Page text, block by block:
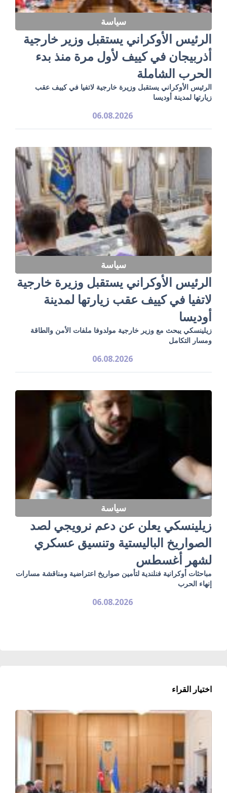
سياسة
الرئيس الأوكراني يستقبل وزير خارجية
أذربيجان في كييف لأول مرة منذ بدء
الحرب الشاملة
الرئيس الأوكراني يستقبل وزيرة خارجية لاتفيا في كييف عقب
زيارتها لمدينة أوديسا
06.08.2026
سياسة
الرئيس الأوكراني يستقبل وزيرة خارجية
لاتفيا في كييف عقب زيارتها لمدينة
أوديسا
زيلينسكي يبحث مع وزير خارجية مولدوفا ملفات الأمن والطاقة
ومسار التكامل
06.08.2026
سياسة
زيلينسكي يعلن عن دعم نرويجي لصد
الصواريخ الباليستية وتنسيق عسكري
لشهر أغسطس
مباحثات أوكرانية فنلندية لتأمين صواريخ اعتراضية ومناقشة مسارات
إنهاء الحرب
06.08.2026
اختيار القراء